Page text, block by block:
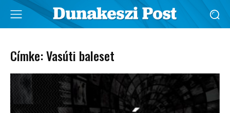
Címke: Vasúti baleset